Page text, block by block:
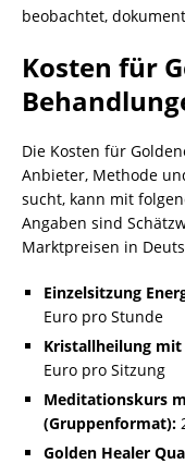
beobachtet,
Kosten für
Die Kosten für
Anbieter, Methode
sucht, kann mit
Angaben sind
Marktpreisen in
Einzelsitzung
Euro pro Stunde
Kristallheilung mit
Euro pro Sitzung
Meditationskurs
(Gruppenformat):
Golden Healer